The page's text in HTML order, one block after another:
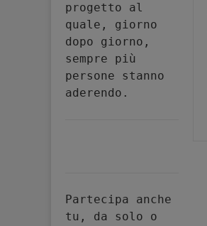
progetto al
quale, giorno
dopo giorno,
sempre più
persone stanno
aderendo.
Partecipa anche
tu, da solo o